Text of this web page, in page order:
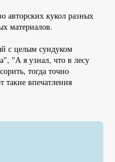
авторских кукол разных
материалов.
с целым сундуком
"А я узнал, что в лесу
тогда точно
впечатления